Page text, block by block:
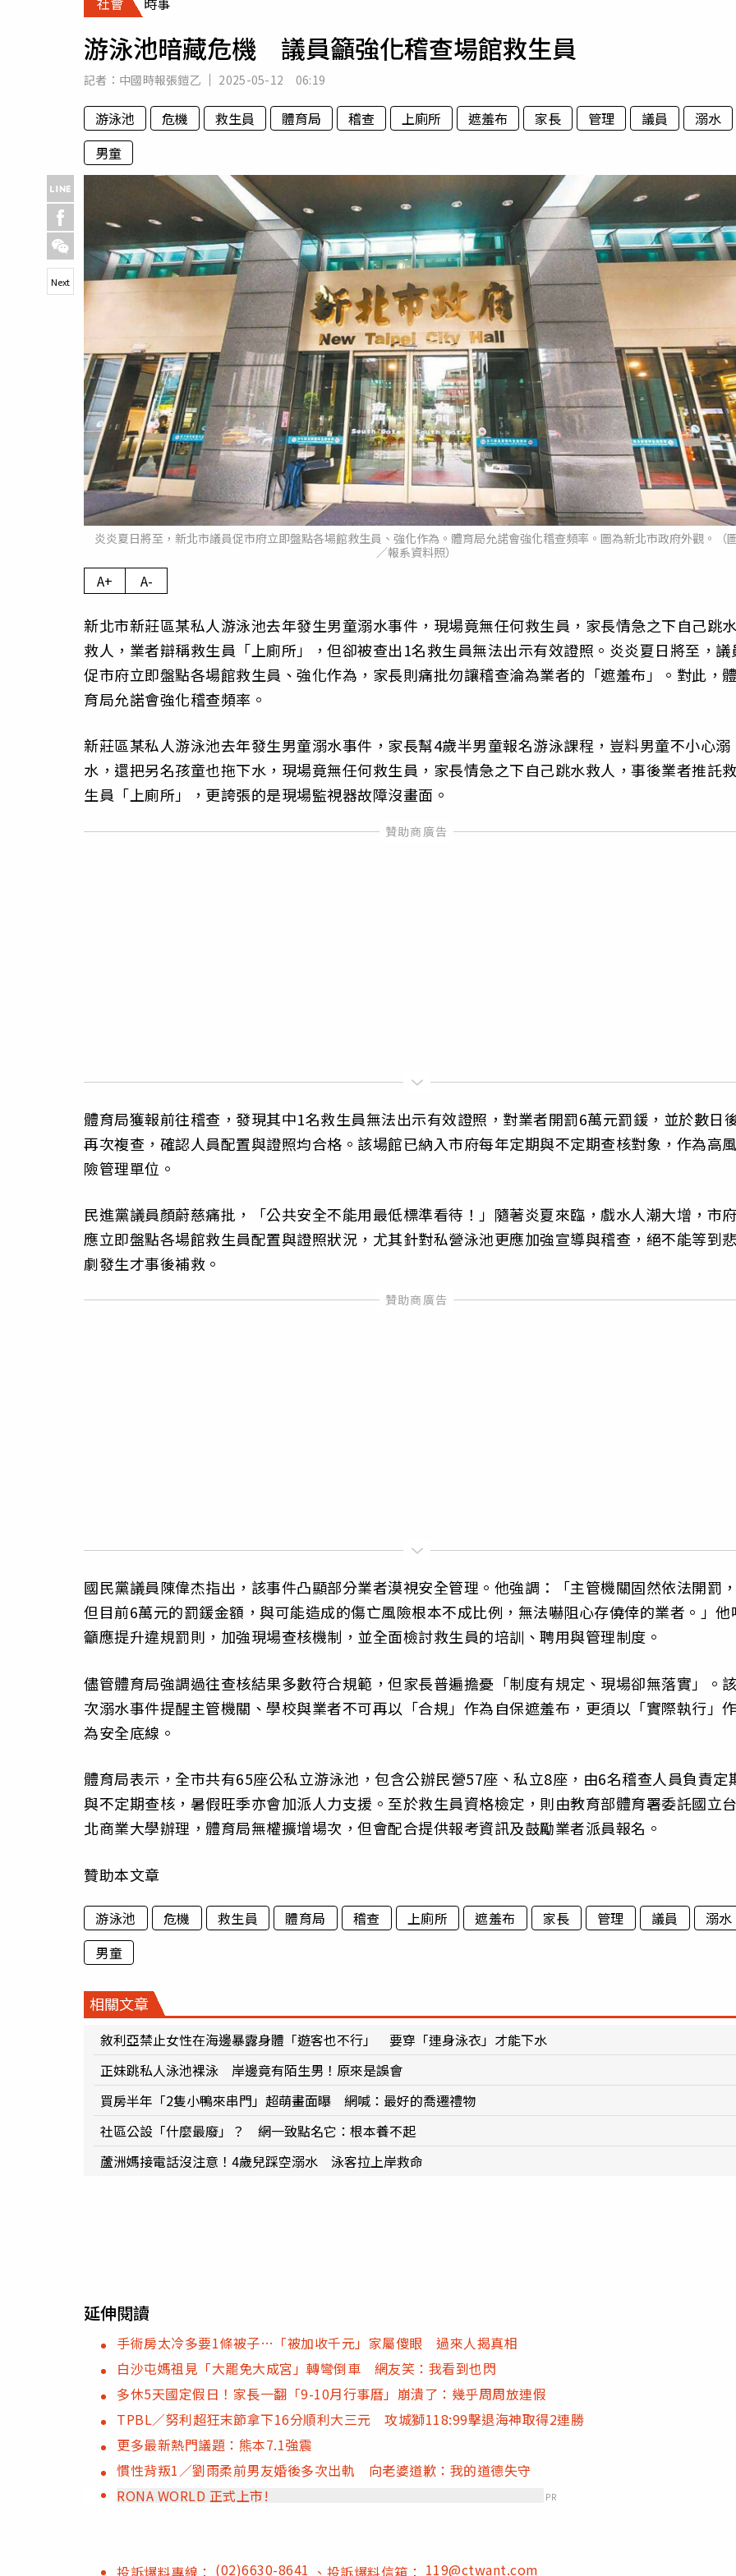
專欄
房產新勢力
運勢
梅酒
游泳池暗藏危機 議員籲強化稽查場館救生員
記者： 中國時報張鎧乙 2025-05-12 06:19
游泳池 危機 救生員 體育局 稽查 上廁所 遮羞布 家長 管理 議員
溺水
男童
炎炎夏日將至，新北市議員促市府立即盤點各場館救生員、強化作為。體育局允諾會強化稽查頻率。圖為新北市政府外觀。（
／報系資料照）
Next
A+ A-
新北市新莊區某私人游泳池去年發生男童溺水事件，現場竟無任何救生員，家長情急之下自己跳
救人，業者辯稱救生員「上廁所」，但卻被查出1名救生員無法出示有效證照。炎炎夏日將至，議
促市府立即盤點各場館救生員、強化作為，家長則痛批勿讓稽查淪為業者的「遮羞布」。對此，
育局允諾會強化稽查頻率。
新莊區某私人游泳池去年發生男童溺水事件，家長幫4歲半男童報名游泳課程，豈料男童不小心溺
水，還把另名孩童也拖下水，現場竟無任何救生員，家長情急之下自己跳水救人，事後業者推託
生員「上廁所」，更誇張的是現場監視器故障沒畫面。
體育局獲報前往稽查，發現其中1名救生員無法出示有效證照，對業者開罰6萬元罰鍰，並於數日
再次複查，確認人員配置與證照均合格。該場館已納入市府每年定期與不定期查核對象，作為高
險管理單位。
民進黨議員顏蔚慈痛批，「公共安全不能用最低標準看待！」隨著炎夏來臨，戲水人潮大增，市
應立即盤點各場館救生員配置與證照狀況，尤其針對私營泳池更應加強宣導與稽查，絕不能等到
劇發生才事後補救。
國民黨議員陳偉杰指出，該事件凸顯部分業者漠視安全管理。他強調：「主管機關固然依法開罰
但目前6萬元的罰鍰金額，與可能造成的傷亡風險根本不成比例，無法嚇阻心存僥倖的業者。」他
籲應提升違規罰則，加強現場查核機制，並全面檢討救生員的培訓、聘用與管理制度。
儘管體育局強調過往查核結果多數符合規範，但家長普遍擔憂「制度有規定、現場卻無落實」。
次溺水事件提醒主管機關、學校與業者不可再以「合規」作為自保遮羞布，更須以「實際執行」
為安全底線。
體育局表示，全市共有65座公私立游泳池，包含公辦民營57座、私立8座，由6名稽查人員負責定
與不定期查核，暑假旺季亦會加派人力支援。至於救生員資格檢定，則由教育部體育署委託國立
北商業大學辦理，體育局無權擴增場次，但會配合提供報考資訊及鼓勵業者派員報名。
贊助本文章
游泳池 危機 救生員 體育局 稽查 上廁所 遮羞布 家長 管理 議員
溺水
男童
相關文章
敘利亞禁止女性在海邊暴露身體「遊客也不行」 要穿「連身泳衣」才能下水
正妹跳私人泳池裸泳 岸邊竟有陌生男！原來是誤會
買房半年「2隻小鴨來串門」超萌畫面曝 網喊：最好的喬遷禮物
社區公設「什麼最廢」？ 網一致點名它：根本養不起
蘆洲媽接電話沒注意！4歲兒踩空溺水 泳客拉上岸救命
延伸閱讀
手術房太冷多要1條被子…「被加收千元」家屬傻眼 過來人揭真相
白沙屯媽祖見「大罷免大成宮」轉彎倒車 網友笑：我看到也閃
多休5天國定假日！家長一翻「9-10月行事曆」崩潰了：幾乎周周放連假
TPBL／努利超狂末節拿下16分順利大三元 攻城獅118:99擊退海神取得2連勝
更多最新熱門議題：熊本7.1強震
慣性背叛1／劉雨柔前男友婚後多次出軌 向老婆道歉：我的道德失守
RONA WORLD 正式上市!
PR
投訴爆料專線： (02)6630-8641 、投訴爆料信箱： 119@ctwant.com